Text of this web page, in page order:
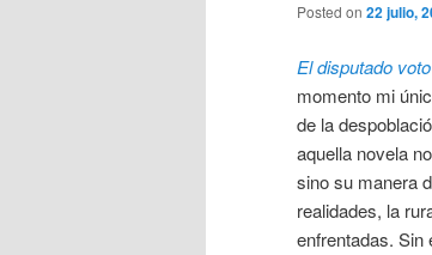
Posted on 22 julio,
El disputado
momento mi
de la
aquella novela
sino su manera
realidades, la
enfrentadas. Sin